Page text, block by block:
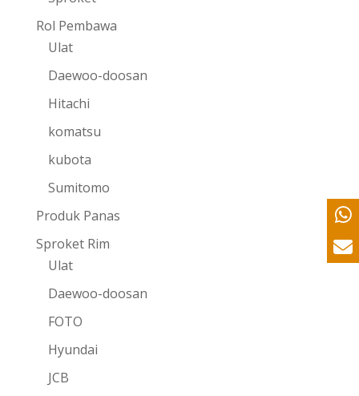
Rol Pembawa
Ulat
Daewoo-doosan
Hitachi
komatsu
kubota
Sumitomo
Produk Panas
Sproket Rim
Ulat
Daewoo-doosan
FOTO
Hyundai
JCB